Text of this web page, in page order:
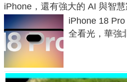
iPhone，還有強大的 AI 與智
iPhone 18
全看光，華強